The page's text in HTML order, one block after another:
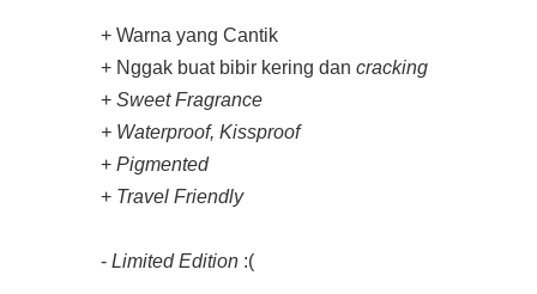
+ Warna yang Cantik
+ Nggak buat bibir kering dan cracking
+ Sweet Fragrance
+ Waterproof, Kissproof
+ Pigmented
+ Travel Friendly
- Limited Edition :(